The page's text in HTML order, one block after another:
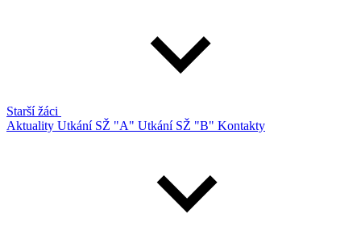
Starší žáci
Aktuality Utkání SŽ "A" Utkání SŽ "B" Kontakty